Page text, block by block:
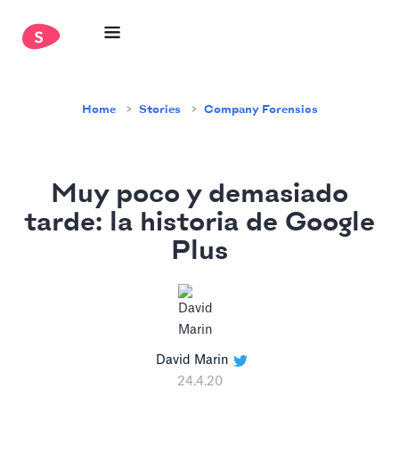
Home Stories Company Forensics
Muy poco y demasiado
tarde: la historia de Google
Plus
David Marin
24.4.20